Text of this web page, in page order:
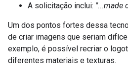
A solicitação inclui: "...made
Um dos pontos fortes dessa
de criar imagens que seriam
exemplo, é possível recriar o
diferentes materiais e texturas.